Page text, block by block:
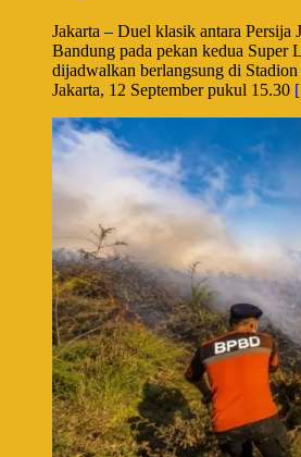
Jakarta – Duel klasik antara Persija
Bandung pada pekan kedua Super
dijadwalkan berlangsung di
Jakarta, 12 September pukul 15.30